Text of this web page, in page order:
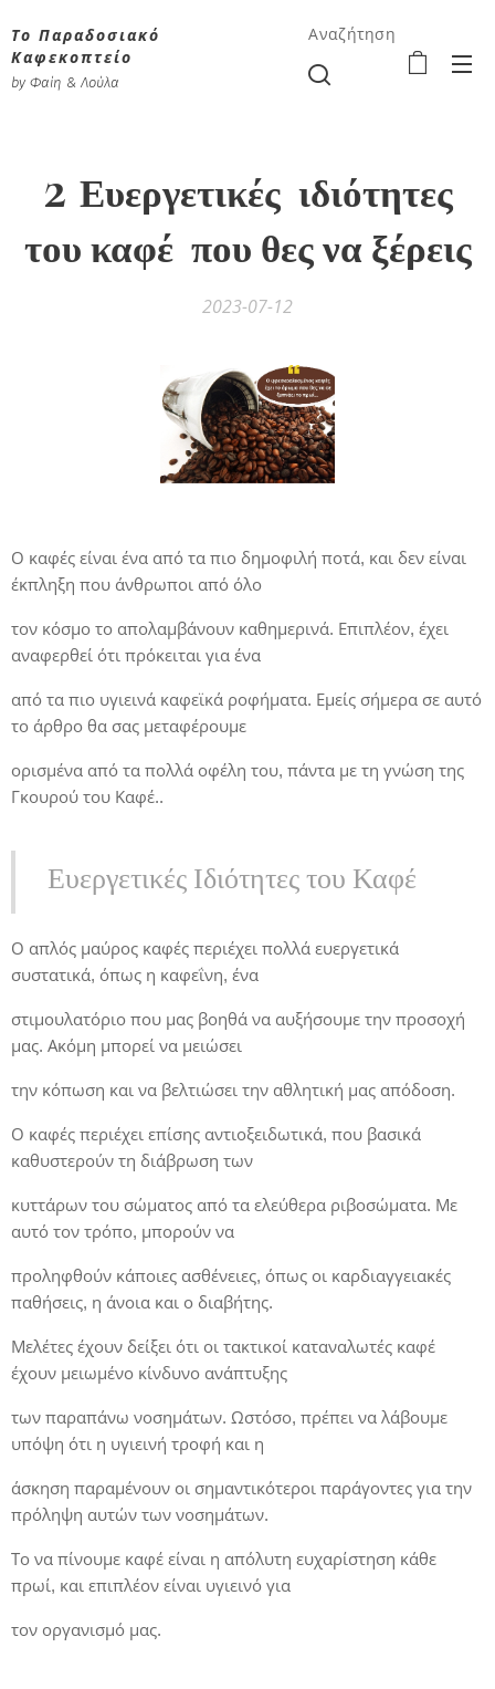
Το Παραδοσιακό
Καφεκοπτείο
by Φαίη & Λούλα
Αναζήτηση
2 Ευεργετικές ιδιότητες
του καφέ που θες να ξέρεις
2023-07-12
Ο καφές είναι ένα από τα πιο δημοφιλή ποτά, και δεν είναι
έκπληξη που άνθρωποι από όλο
τον κόσμο το απολαμβάνουν καθημερινά. Επιπλέον, έχει
αναφερθεί ότι πρόκειται για ένα
από τα πιο υγιεινά καφεϊκά ροφήματα. Εμείς σήμερα σε αυτό
το άρθρο θα σας μεταφέρουμε
ορισμένα από τα πολλά οφέλη του, πάντα με τη γνώση της
Γκουρού του Καφέ..
Ευεργετικές Ιδιότητες του Καφέ
Ο απλός μαύρος καφές περιέχει πολλά ευεργετικά
συστατικά, όπως η καφεΐνη, ένα
στιμουλατόριο που μας βοηθά να αυξήσουμε την προσοχή
μας. Ακόμη μπορεί να μειώσει
την κόπωση και να βελτιώσει την αθλητική μας απόδοση.
Ο καφές περιέχει επίσης αντιοξειδωτικά, που βασικά
καθυστερούν τη διάβρωση των
κυττάρων του σώματος από τα ελεύθερα ριβοσώματα. Με
αυτό τον τρόπο, μπορούν να
προληφθούν κάποιες ασθένειες, όπως οι καρδιαγγειακές
παθήσεις, η άνοια και ο διαβήτης.
Μελέτες έχουν δείξει ότι οι τακτικοί καταναλωτές καφέ
έχουν μειωμένο κίνδυνο ανάπτυξης
των παραπάνω νοσημάτων. Ωστόσο, πρέπει να λάβουμε
υπόψη ότι η υγιεινή τροφή και η
άσκηση παραμένουν οι σημαντικότεροι παράγοντες για την
πρόληψη αυτών των νοσημάτων.
Το να πίνουμε καφέ είναι η απόλυτη ευχαρίστηση κάθε
πρωί, και επιπλέον είναι υγιεινό για
τον οργανισμό μας.